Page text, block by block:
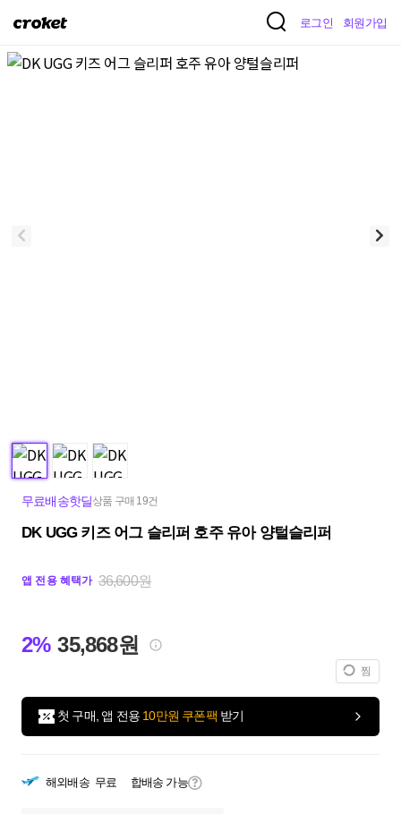
크
켓
로그인 회원가입
무료배송핫딜상품 구매 19건
DK UGG 키즈 어그 슬리퍼 호주 유아 양털슬리퍼
앱 전용 혜택가 36,600원
2% 35,868원
찜
첫 구매, 앱 전용 10만원 쿠폰팩 받기
해외배송 무료 합배송 가능